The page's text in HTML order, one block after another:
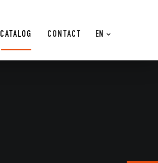
EN
CATALOG CONTACT